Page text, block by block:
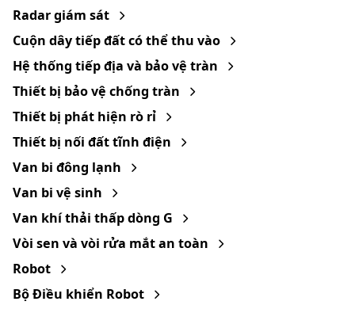
Radar giám sát
Cuộn dây tiếp đất có thể thu vào
Hệ thống tiếp địa và bảo vệ tràn
Thiết bị bảo vệ chống tràn
Thiết bị phát hiện rò rỉ
Thiết bị nối đất tĩnh điện
Van bi đông lạnh
Van bi vệ sinh
Van khí thải thấp dòng G
Vòi sen và vòi rửa mắt an toàn
Robot
Bộ Điều khiển Robot